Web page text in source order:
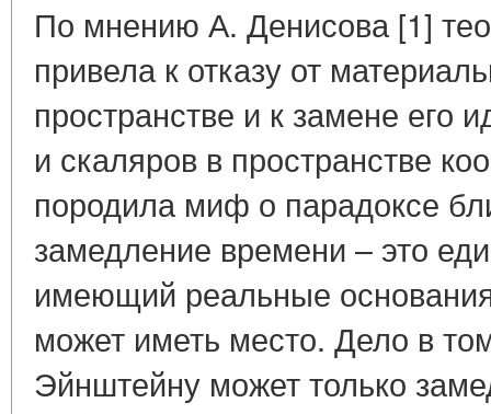
По мнению А. Денисова [1]
привела к отказу от
пространстве и к замене его
и скаляров в пространстве
породила миф о парадоксе
замедление времени – это
имеющий реальные
может иметь место. Дело в
Эйнштейну может только